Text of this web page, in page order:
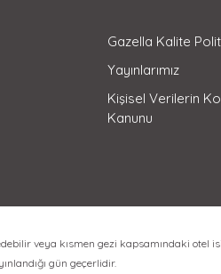
Gazella Kalite
Yayınlarımız
Kişisel Verilerin
Kanunu
veya kısmen gezi kapsamındaki otel
gün geçerlidir.